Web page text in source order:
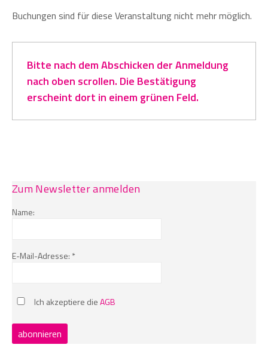
Buchungen sind für diese Veranstaltung nicht mehr möglich.
Bitte nach dem Abschicken der Anmeldung
nach oben scrollen. Die Bestätigung
erscheint dort in einem grünen Feld.
Zum Newsletter anmelden
Name:
E-Mail-Adresse: *
Ich akzeptiere dieAGB